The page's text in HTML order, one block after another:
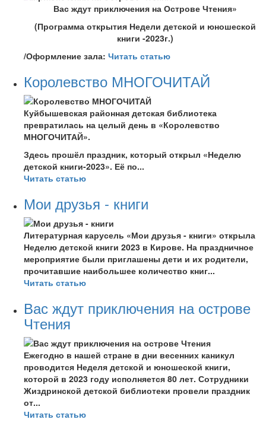
Вас ждут приключения на Острове Чтения»
(Программа открытия Недели детской и юношеской
книги -2023г.)
/Оформление зала: Читать статью
Королевство МНОГОЧИТАЙ
Куйбышевская районная детская библиотека
превратилась на целый день в «Королевство
МНОГОЧИТАЙ».
Здесь прошёл праздник, который открыл «Неделю
детской книги-2023». Её по...
Читать статью
Мои друзья - книги
Литературная карусель «Мои друзья - книги» открыла
Неделю детской книги 2023 в Кирове. На праздничное
мероприятие были приглашены дети и их родители,
прочитавшие наибольшее количество книг...
Читать статью
Вас ждут приключения на острове
Чтения
Ежегодно в нашей стране в дни весенних каникул
проводится Неделя детской и юношеской книги,
которой в 2023 году исполняется 80 лет. Сотрудники
Жиздринской детской библиотеки провели праздник
от...
Читать статью